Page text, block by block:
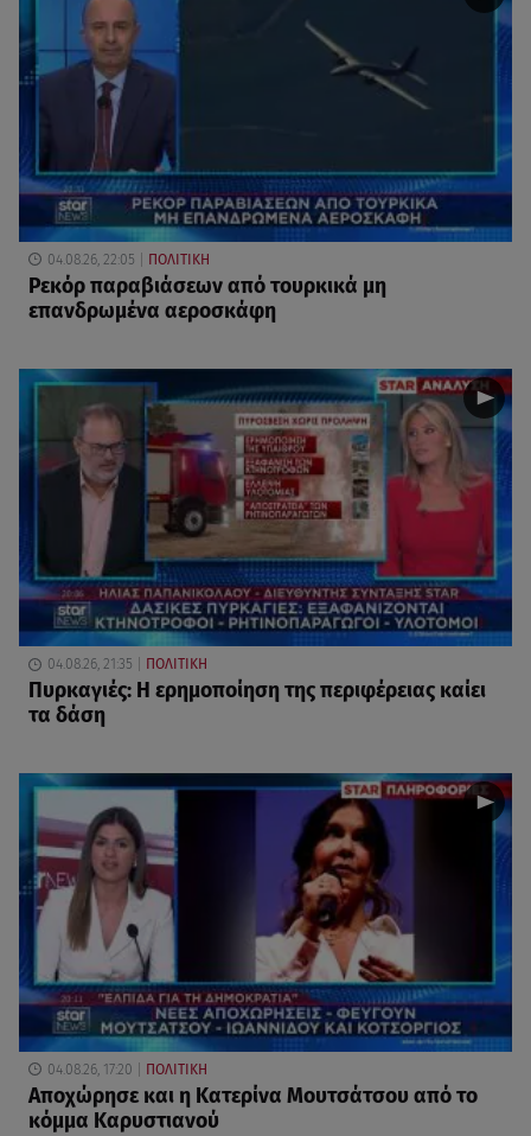
04.08.26, 22:05 ΠΟΛΙΤΙΚΗ
Ρεκόρ παραβιάσεων από τουρκικά μη
επανδρωμένα αεροσκάφη
04.08.26, 21:35 ΠΟΛΙΤΙΚΗ
Πυρκαγιές: Η ερημοποίηση της περιφέρειας καίει
τα δάση
04.08.26, 17:20 ΠΟΛΙΤΙΚΗ
Αποχώρησε και η Κατερίνα Μουτσάτσου από το
κόμμα Καρυστιανού